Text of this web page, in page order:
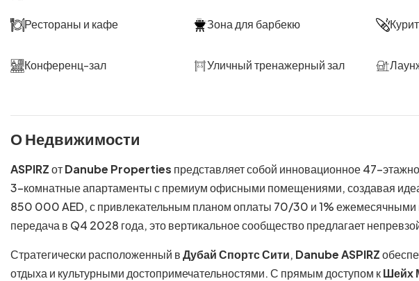
Рестораны и кафе Зона для барбекю
Конференц-зал Уличный тренажерный зал
О Недвижимости
ASPIRZотDanube Properties представляет собой инновационное 47-
3-комнатные апартаменты с премиум офисными помещениями, создавая
850 000 AED, с привлекательным планом оплаты 70/30 и 1% ежемесячными
передача в Q4 2028 года, это вертикальное сообщество предлагает
Стратегически расположенный вДубай Спортс Сити, Danube ASPIRZ
отдыха и культурными достопримечательностями. С прямым доступом кШейх